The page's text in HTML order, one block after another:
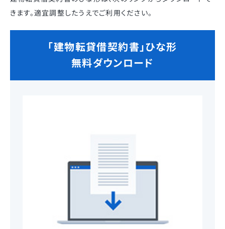
きます。適宜調整したうえでご利用ください。
「建物転貸借契約書」ひな形
無料ダウンロード